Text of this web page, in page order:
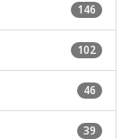
146
102
46
39